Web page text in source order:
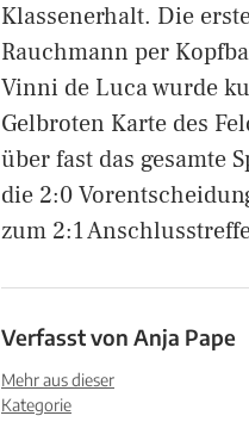
Klassenerhalt. Die
Rauchmann per
Vinni de Luca wurde
Gelbroten Karte des
über fast das gesamte
die 2:0
zum 2:1
Verfasst von Anja Pape
Mehr aus dieser
Kategorie